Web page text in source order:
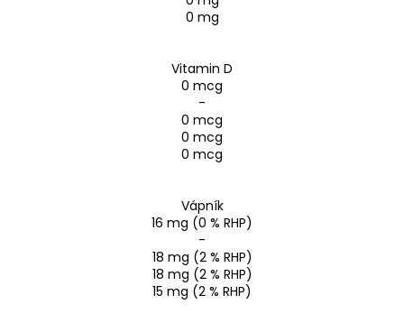
0 mg
Vitamin D
0 mcg
-
0 mcg
0 mcg
0 mcg
Vápník
16 mg (0 % RHP)
-
18 mg (2 % RHP)
18 mg (2 % RHP)
15 mg (2 % RHP)